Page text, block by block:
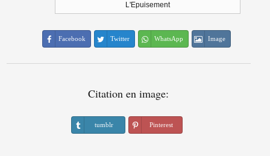
L'Epuisement
Facebook Twitter WhatsApp Image
Citation en image:
tumblr Pinterest